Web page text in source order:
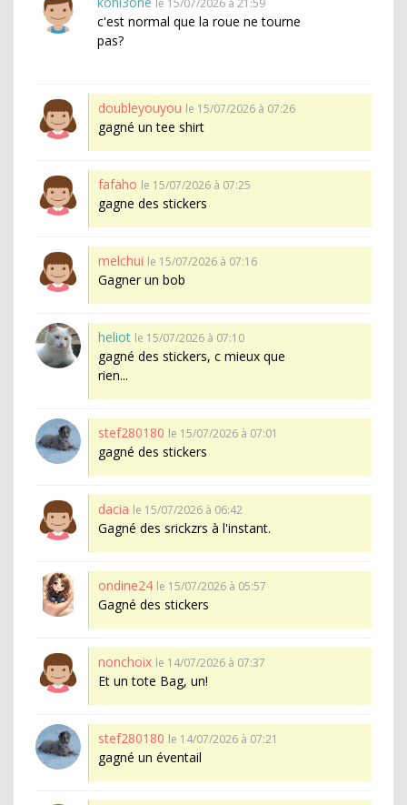
le 15/07/2026 à 21:59
c'est normal que la roue ne tourne
pas?
doubleyouyou le 15/07/2026 à 07:26
gagné un tee shirt
fafaho le 15/07/2026 à 07:25
gagne des stickers
melchui le 15/07/2026 à 07:16
Gagner un bob
heliot le 15/07/2026 à 07:10
gagné des stickers, c mieux que
rien...
stef280180 le 15/07/2026 à 07:01
gagné des stickers
dacia le 15/07/2026 à 06:42
Gagné des srickzrs à l'instant.
ondine24 le 15/07/2026 à 05:57
Gagné des stickers
nonchoix le 14/07/2026 à 07:37
Et un tote Bag, un!
stef280180 le 14/07/2026 à 07:21
gagné un éventail